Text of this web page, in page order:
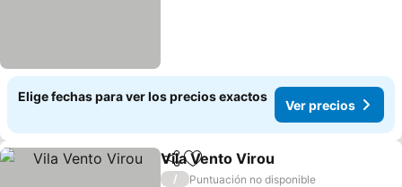
Elige fechas para ver los precios exactos
Ver precios
CompartirAgregar a favoritos
Vila Vento Virou
/
Puntuación no disponible